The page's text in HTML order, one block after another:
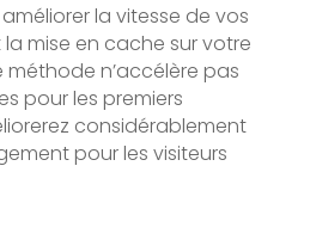
la vitesse de vos
mise en cache sur votre
méthode n’accélère pas
pour les premiers
considérablement
pour les visiteurs